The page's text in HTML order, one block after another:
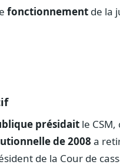
fonctionnement de la
présidait le
de 2008 a
de la Cour de